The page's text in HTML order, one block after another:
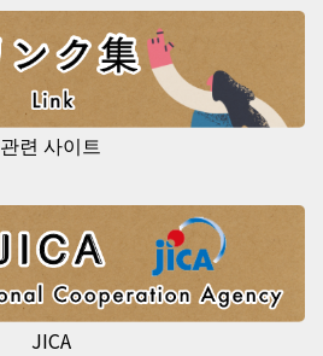
관련 사이트
JICA